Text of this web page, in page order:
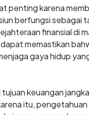
penting karena
berfungsi sebagai
finansial di
memastikan
gaya hidup
keuangan
itu,